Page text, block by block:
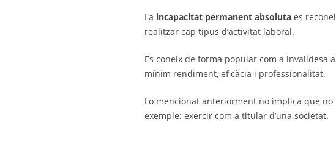
La incapacitat permanent absoluta es
realitzar cap tipus d’activitat laboral.
Es coneix de forma popular com a
mínim rendiment, eficàcia i professionalitat.
Lo mencionat anteriorment no implica que
exemple: exercir com a titular d’una societat.